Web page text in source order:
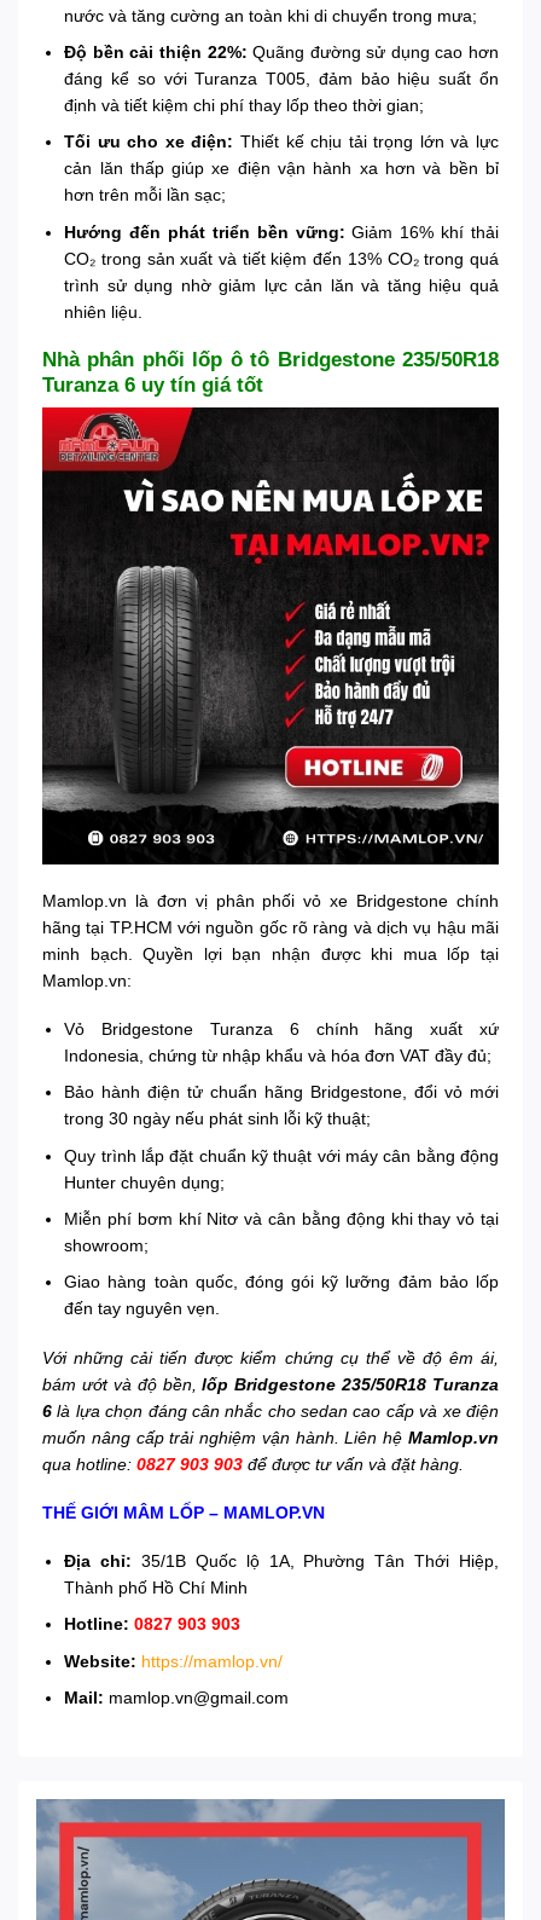
nước và tăng cường an toàn khi di chuyển trong mưa;
Độ bền cải thiện 22%: Quãng đường sử dụng cao hơn
đáng kể so với Turanza T005, đảm bảo hiệu suất ổn
định và tiết kiệm chi phí thay lốp theo thời gian;
Tối ưu cho xe điện: Thiết kế chịu tải trọng lớn và lực
cản lăn thấp giúp xe điện vận hành xa hơn và bền bỉ
hơn trên mỗi lần sạc;
Hướng đến phát triển bền vững: Giảm 16% khí thải
CO₂ trong sản xuất và tiết kiệm đến 13% CO₂ trong quá
trình sử dụng nhờ giảm lực cản lăn và tăng hiệu quả
nhiên liệu.
Nhà phân phối lốp ô tô Bridgestone 235/50R18
Turanza 6 uy tín giá tốt
Mamlop.vn là đơn vị phân phối vỏ xe Bridgestone chính
hãng tại TP.HCM với nguồn gốc rõ ràng và dịch vụ hậu mãi
minh bạch. Quyền lợi bạn nhận được khi mua lốp tại
Mamlop.vn:
Vỏ Bridgestone Turanza 6 chính hãng xuất xứ
Indonesia, chứng từ nhập khẩu và hóa đơn VAT đầy đủ;
Bảo hành điện tử chuẩn hãng Bridgestone, đổi vỏ mới
trong 30 ngày nếu phát sinh lỗi kỹ thuật;
Quy trình lắp đặt chuẩn kỹ thuật với máy cân bằng động
Hunter chuyên dụng;
Miễn phí bơm khí Nitơ và cân bằng động khi thay vỏ tại
showroom;
Giao hàng toàn quốc, đóng gói kỹ lưỡng đảm bảo lốp
đến tay nguyên vẹn.
Với những cải tiến được kiểm chứng cụ thể về độ êm ái,
bám ướt và độ bền,lốp Bridgestone 235/50R18 Turanza
6 là lựa chọn đáng cân nhắc cho sedan cao cấp và xe điện
muốn nâng cấp trải nghiệm vận hành. Liên hệ Mamlop.vn
qua hotline: 0827 903 903 để được tư vấn và đặt hàng.
THẾ GIỚI MÂM LỐP – MAMLOP.VN
Địa chỉ: 35/1B Quốc lộ 1A, Phường Tân Thới Hiệp,
Thành phố Hồ Chí Minh
Hotline: 0827 903 903
Website: https://mamlop.vn/
Mail: mamlop.vn@gmail.com